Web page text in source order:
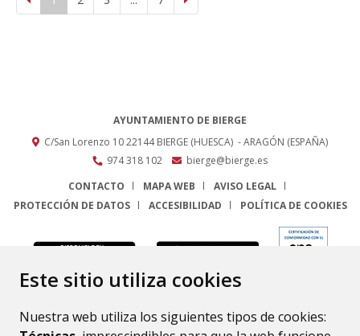
Este sitio utiliza cookies
Nuestra web utiliza los siguientes tipos de cookies:
AYUNTAMIENTO DE BIERGE
C/San Lorenzo 1022144 BIERGE (HUESCA) - ARAGÓN (ESPAÑA)
974 318 102
bierge@bierge.es
CONTACTO
MAPA WEB
AVISO LEGAL
PROTECCIÓN DE DATOS
ACCESIBILIDAD POLÍTICA DE COOKIES